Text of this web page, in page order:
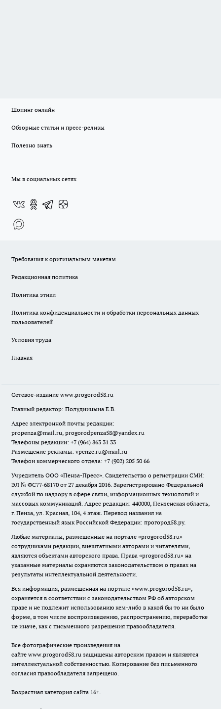
Шопинг онлайн
Обзорные статьи и пресс-релизы
Полезно знать
Мы в социальных сетях
Требования к оригинальным макетам
Редакционная политика
Политика этики
Политика конфиденциальности и обработки персональных данных
пользователей̆
Условия труда
Главная
Сетевое-издание www.progorod58.ru
Главный редактор: Полудницына Е.В.
Адрес электронной почты редакции:
propenza@mail.ru, progorodpenza58@yandex.ru
Телефоны редакции: +7 (964) 863 31 33
Размещение рекламы: vpenze.ru@mail.ru
Телефон коммерческого отдела: +7 (902) 205 50 66
Учредитель ООО «Пенза-Пресс». Свидетельство о регистрации СМИ:
ЭЛ № ФС77-68170 от 27 декабря 2016. Зарегистрировано Федеральной
службой по надзору в сфере связи, информационных технологий и
массовых коммуникаций. Адрес редакции: 440000, Пензенская область,
г. Пенза, ул. Красная, 104, 4 этаж. Перевод названия на
государственный язык Российской Федерации: прогород58.ру.
Любые материалы, размещенные на портале «progorod58.ru»
сотрудниками редакции, внештатными авторами и читателями,
являются объектами авторского права. Права «progorod58.ru» на
указанные материалы охраняются законодательством о правах на
результаты интеллектуальной деятельности.
Вся информация, размещенная на портале «www.progorod58.ru»,
охраняется в соответствии с законодательством РФ об авторском
праве и не подлежит использованию кем-либо в какой бы то ни было
форме, в том числе воспроизведению, распространению, переработке
не иначе, как с письменного разрешения правообладателя.
Все фотографические произведения на
сайте www.progorod58.ru защищены авторским правом и являются
интеллектуальной собственностью. Копирование без письменного
согласия правообладателя запрещено.
Возрастная категория сайта 16+.